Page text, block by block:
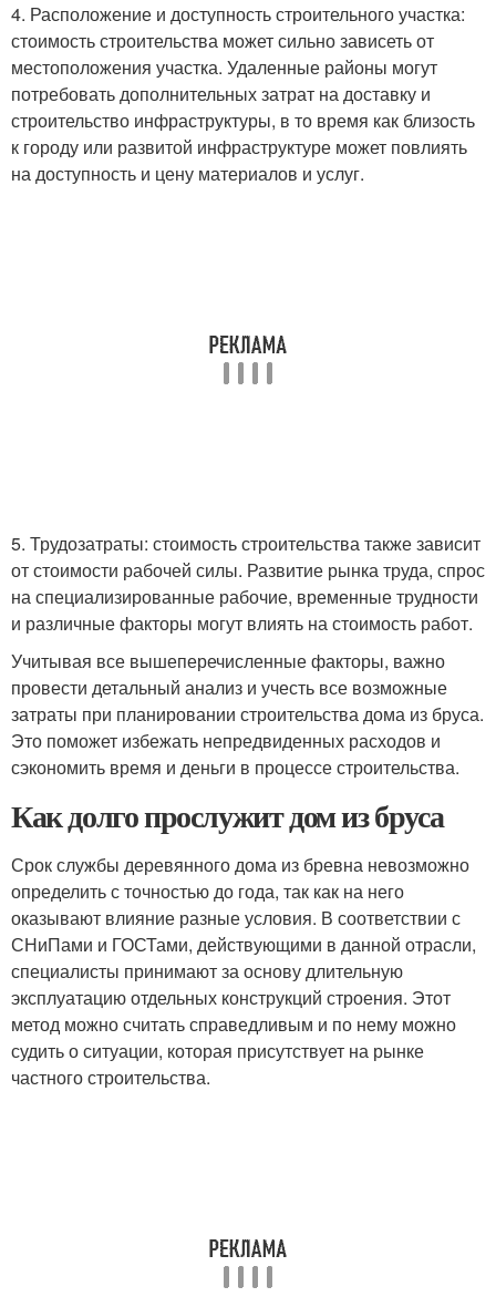
4. Расположение и доступность строительного участка:
стоимость строительства может сильно зависеть от
местоположения участка. Удаленные районы могут
потребовать дополнительных затрат на доставку и
строительство инфраструктуры, в то время как близость
к городу или развитой инфраструктуре может повлиять
на доступность и цену материалов и услуг.
5. Трудозатраты: стоимость строительства также зависит
от стоимости рабочей силы. Развитие рынка труда, спрос
на специализированные рабочие, временные трудности
и различные факторы могут влиять на стоимость работ.
Учитывая все вышеперечисленные факторы, важно
провести детальный анализ и учесть все возможные
затраты при планировании строительства дома из бруса.
Это поможет избежать непредвиденных расходов и
сэкономить время и деньги в процессе строительства.
Как долго прослужит дом из бруса
Срок службы деревянного дома из бревна невозможно
определить с точностью до года, так как на него
оказывают влияние разные условия. В соответствии с
СНиПами и ГОСТами, действующими в данной отрасли,
специалисты принимают за основу длительную
эксплуатацию отдельных конструкций строения. Этот
метод можно считать справедливым и по нему можно
судить о ситуации, которая присутствует на рынке
частного строительства.